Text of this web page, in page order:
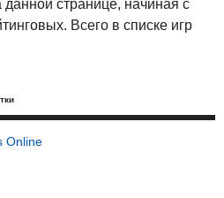
странице, начиная с
Всего в списке игр
Online